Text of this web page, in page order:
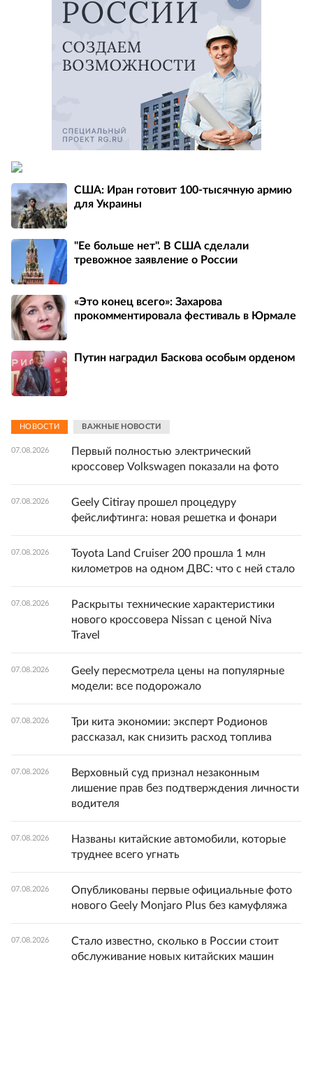
США: Иран готовит 100-тысячную армию
для Украины
"Ее больше нет". В США сделали
тревожное заявление о России
«Это конец всего»: Захарова
прокомментировала фестиваль в Юрмале
Путин наградил Баскова особым орденом
НОВОСТИ ВАЖНЫЕ НОВОСТИ
07.08.2026
Первый полностью электрический
кроссовер Volkswagen показали на фото
07.08.2026
Geely Citiray прошел процедуру
фейслифтинга: новая решетка и фонари
07.08.2026
Toyota Land Cruiser 200 прошла 1 млн
километров на одном ДВС: что с ней стало
07.08.2026
Раскрыты технические характеристики
нового кроссовера Nissan с ценой Niva
Travel
07.08.2026
Geely пересмотрела цены на популярные
модели: все подорожало
07.08.2026
Три кита экономии: эксперт Родионов
рассказал, как снизить расход топлива
07.08.2026
Верховный суд признал незаконным
лишение прав без подтверждения личности
водителя
07.08.2026
Названы китайские автомобили, которые
труднее всего угнать
07.08.2026
Опубликованы первые официальные фото
нового Geely Monjaro Plus без камуфляжа
07.08.2026
Стало известно, сколько в России стоит
обслуживание новых китайских машин